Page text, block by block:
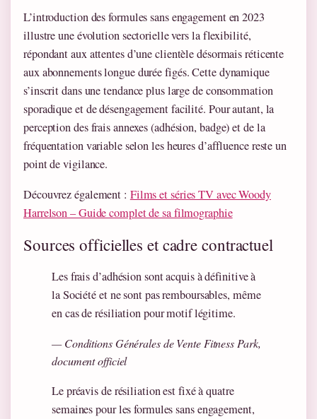
L’introduction des formules sans engagement en 2023
illustre une évolution sectorielle vers la flexibilité,
répondant aux attentes d’une clientèle désormais réticente
aux abonnements longue durée figés. Cette dynamique
s’inscrit dans une tendance plus large de consommation
sporadique et de désengagement facilité. Pour autant, la
perception des frais annexes (adhésion, badge) et de la
fréquentation variable selon les heures d’affluence reste un
point de vigilance.
Découvrez également : Films et séries TV avec Woody
Harrelson – Guide complet de sa filmographie
Sources officielles et cadre contractuel
Les frais d’adhésion sont acquis à définitive à
la Société et ne sont pas remboursables, même
en cas de résiliation pour motif légitime.
— Conditions Générales de Vente Fitness Park,
document officiel
Le préavis de résiliation est fixé à quatre
semaines pour les formules sans engagement,